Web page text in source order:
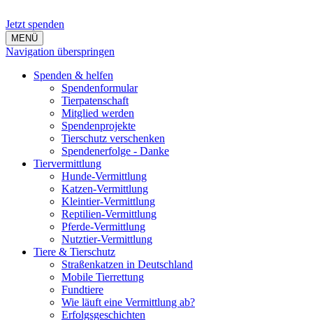
Jetzt spenden
MENÜ
Navigation überspringen
Spenden & helfen
Spendenformular
Tierpatenschaft
Mitglied werden
Spendenprojekte
Tierschutz verschenken
Spendenerfolge - Danke
Tiervermittlung
Hunde-Vermittlung
Katzen-Vermittlung
Kleintier-Vermittlung
Reptilien-Vermittlung
Pferde-Vermittlung
Nutztier-Vermittlung
Tiere & Tierschutz
Straßenkatzen in Deutschland
Mobile Tierrettung
Fundtiere
Wie läuft eine Vermittlung ab?
Erfolgsgeschichten